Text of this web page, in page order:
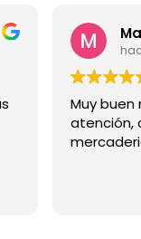
Muy buen
atención, cordiales. Buena
mercaderia